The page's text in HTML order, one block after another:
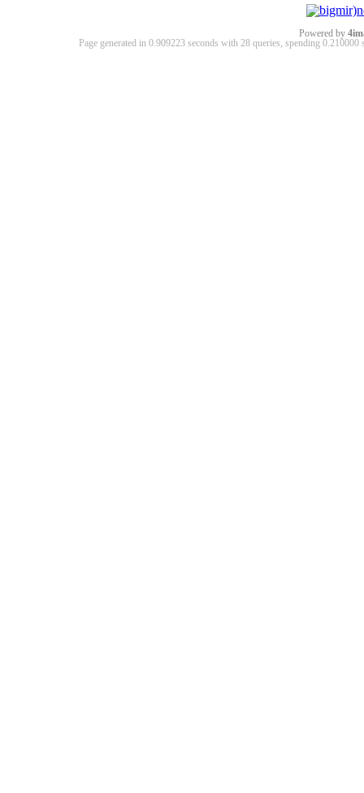
Powered by
Page generated in 0.909223 seconds with 28 queries, spending